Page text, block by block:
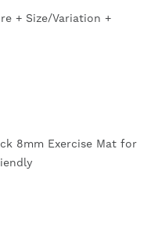
+ Size/Variation +
8mm Exercise Mat for